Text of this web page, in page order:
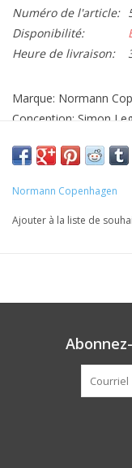
Numéro de l'article:
Disponibilité:
Heure de livraison:
Marque: Normann
Conception: Simon
Dimensions: H17
Note: Excl. lumière
Normann Copenhagen
Ajouter à la liste de